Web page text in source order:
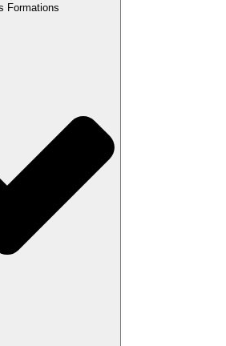
Formations